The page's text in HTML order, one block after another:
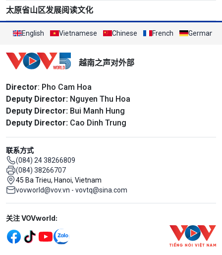
太原省山区发展阅读文化
English Vietnamese Chinese French German
越南之声对外部
Director: Pho Cam Hoa
Deputy Director: Nguyen Thu Hoa
Deputy Director: Bui Manh Hung
Deputy Director: Cao Dinh Trung
联系方式
(084) 24 38266809
(084) 38266707
45 Ba Trieu, Hanoi, Vietnam
vovworld@vov.vn - vovtq@sina.com
Mạng xã hội
关注 VOVworld: